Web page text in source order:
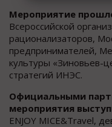
Мероприятие
Всероссийской
рационализаторов,
предпринимателей,
культуры «Зиновьев-
стратегий ИНЭС.
Официальными
мероприятия
ENJOY MICE&Travel,